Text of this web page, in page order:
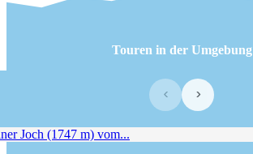
Touren in der Umgebung
‹ ›